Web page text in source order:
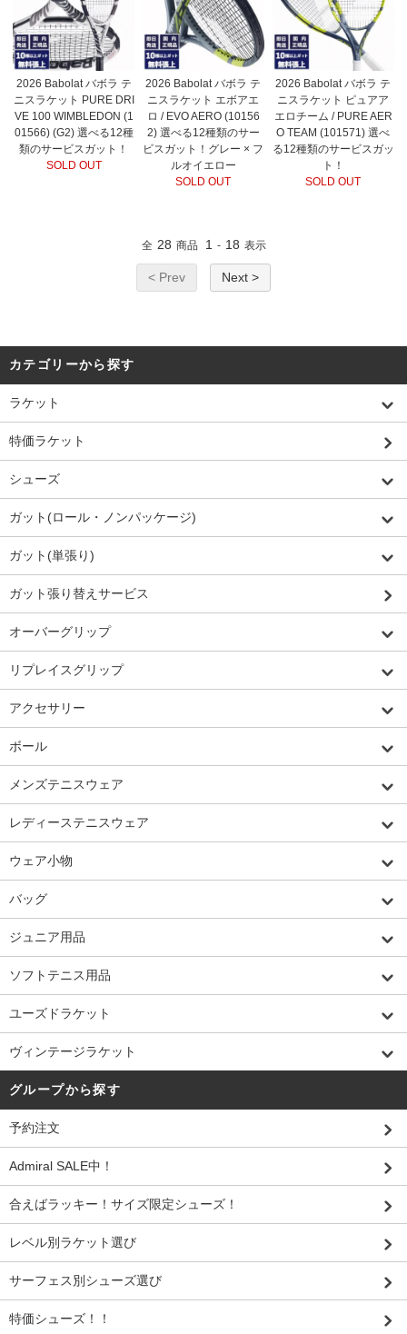
2026 Babolat バボラ テ
ニスラケット PURE DRI
VE 100 WIMBLEDON (1
01566) (G2) 選べる12種
類のサービスガット！
SOLD OUT
2026 Babolat バボラ テ
ニスラケット エボアエ
ロ / EVO AERO (10156
2) 選べる12種類のサー
ビスガット！グレー × フ
ルオイエロー
SOLD OUT
2026 Babolat バボラ テ
ニスラケット ピュアア
エロチーム / PURE AER
O TEAM (101571) 選べ
る12種類のサービスガッ
ト！
SOLD OUT
全 28 商品 1 - 18 表示
< Prev Next >
カテゴリーから探す
ラケット
特価ラケット
シューズ
ガット(ロール・ノンパッケージ)
ガット(単張り)
ガット張り替えサービス
オーバーグリップ
リプレイスグリップ
アクセサリー
ボール
メンズテニスウェア
レディーステニスウェア
ウェア小物
バッグ
ジュニア用品
ソフトテニス用品
ユーズドラケット
ヴィンテージラケット
グループから探す
予約注文
Admiral SALE中！
合えばラッキー！サイズ限定シューズ！
レベル別ラケット選び
サーフェス別シューズ選び
特価シューズ！！